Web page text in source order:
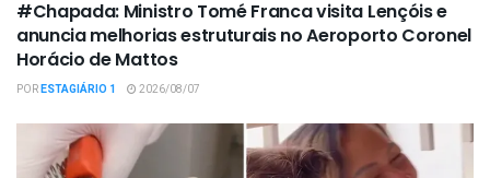
#Chapada: Ministro Tomé Franca visita Lençóis e
anuncia melhorias estruturais no Aeroporto Coronel
Horácio de Mattos
PORESTAGIÁRIO 1 2026/08/07